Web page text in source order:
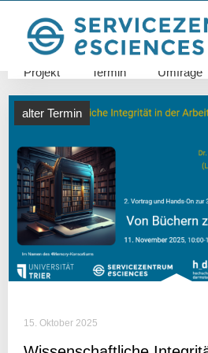
Allgemein FDM Glossar
Projekt
Termin Umfrage
alter Termin
15. Oktober 2025